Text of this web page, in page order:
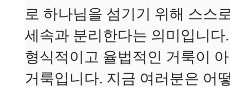
로 하나님을 섬기기 위해 스스
세속과 분리한다는 의미입니
형식적이고 율법적인 거룩이
거룩입니다. 지금 여러분은 어